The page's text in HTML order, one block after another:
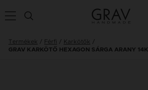
Termékek Férfi Karkötők
GRAV KARKÖTŐ HEXAGON SÁRGA ARANY 14K